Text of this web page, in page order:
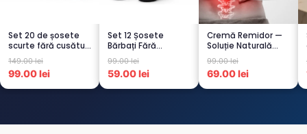
Set 20 de șosete
scurte fără cusături
pentru femei – 5...
149.00 lei
99.00 lei
Set 12 Șosete
Bărbați Fără
Cusături – 6 Albe +
6 Negre...
99.00 lei
59.00 lei
Cremă Remidor —
Soluție Naturală
pentru Dureri de
Spate...
99.00 lei
69.00 lei